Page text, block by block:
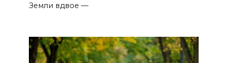
Земли вдвое —